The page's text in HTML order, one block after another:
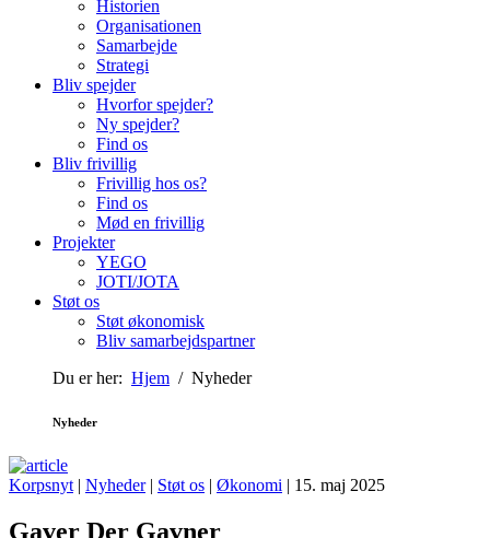
Historien
Organisationen
Samarbejde
Strategi
Bliv spejder
Hvorfor spejder?
Ny spejder?
Find os
Bliv frivillig
Frivillig hos os?
Find os
Mød en frivillig
Projekter
YEGO
JOTI/JOTA
Støt os
Støt økonomisk
Bliv samarbejdspartner
Du er her: Hjem / Nyheder
Nyheder
Korpsnyt | Nyheder| Støt os | Økonomi | 15. maj 2025
Gaver Der Gavner